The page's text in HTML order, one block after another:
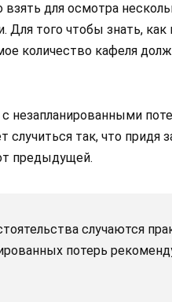
для осмотра
Для того чтобы знать,
количество кафеля
с незапланированными
случиться так, что придя
предыдущей.
случаются
потерь